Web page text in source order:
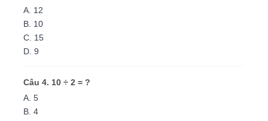
A. 12
B. 10
C. 15
D. 9
Câu 4. 10 ÷ 2 = ?
A. 5
B. 4